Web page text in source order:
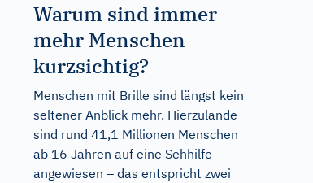
Warum sind immer
mehr Menschen
kurzsichtig?
Menschen mit Brille sind längst kein
seltener Anblick mehr. Hierzulande
sind rund 41,1 Millionen Menschen
ab 16 Jahren auf eine Sehhilfe
angewiesen – das entspricht zwei